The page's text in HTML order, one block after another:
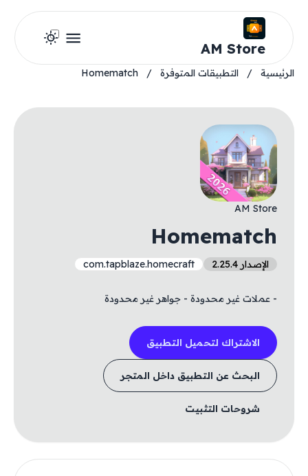
AM Store
الرئيسية / التطبيقات المتوفرة /
Homematch
AM Store
Homematch
الإصدار 2.25.4 com.tapblaze.homecraft
- عملات غير محدودة - جواهر غير محدودة
الاشتراك لتحميل التطبيق
البحث عن التطبيق داخل المتجر
شروحات التثبيت